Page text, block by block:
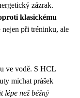
zázrak.
klasickému
nejen při tréninku, ale
ve vodě. S HCL
míchat prášek
lépe než běžný